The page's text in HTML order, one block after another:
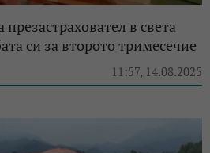
в света
си за второто тримесечие
11:57, 14.08.2025